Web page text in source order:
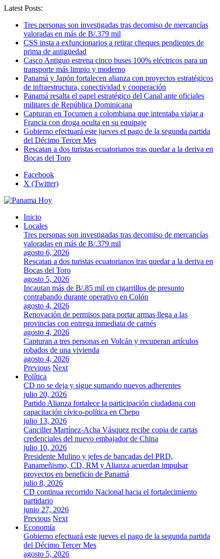
Latest Posts:
Tres personas son investigadas tras decomiso de mercancías
valoradas en más de B/.379 mil
CSS insta a exfuncionarios a retirar cheques pendientes de
prima de antigüedad
Casco Antiguo estrena cinco buses 100% eléctricos para un
transporte más limpio y moderno
Panamá y Japón fortalecen alianza con proyectos estratégicos
de infraestructura, conectividad y cooperación
Panamá resalta el papel estratégico del Canal ante oficiales
militares de República Dominicana
Capturan en Tocumen a colombiana que intentaba viajar a
Francia con droga oculta en su equipaje
Gobierno efectuará este jueves el pago de la segunda partida
del Décimo Tercer Mes
Rescatan a dos turistas ecuatorianos tras quedar a la deriva en
Bocas del Toro
Facebook
X (Twitter)
Inicio
Locales
Tres personas son investigadas tras decomiso de mercancías
valoradas en más de B/.379 mil
agosto 6, 2026
Rescatan a dos turistas ecuatorianos tras quedar a la deriva en
Bocas del Toro
agosto 5, 2026
Incautan más de B/.85 mil en cigarrillos de presunto
contrabando durante operativo en Colón
agosto 4, 2026
Renovación de permisos para portar armas llega a las
provincias con entrega inmediata de carnés
agosto 4, 2026
Capturan a tres personas en Volcán y recuperan artículos
robados de una vivienda
agosto 4, 2026
Previous Next
Política
CD no se deja y sigue sumando nuevos adherentes
julio 20, 2026
Partido Alianza fortalece la participación ciudadana con
capacitación cívico-política en Chepo
julio 13, 2026
Canciller Martínez-Acha Vásquez recibe copia de cartas
credenciales del nuevo embajador de China
julio 10, 2026
Presidente Mulino y jefes de bancadas del PRD,
Panameñismo, CD, RM y Alianza acuerdan impulsar
proyectos en beneficio de Panamá
julio 8, 2026
CD continua recorrido Nacional hacia el fortalecimiento
partidario
junio 27, 2026
Previous Next
Economía
Gobierno efectuará este jueves el pago de la segunda partida
del Décimo Tercer Mes
agosto 5, 2026